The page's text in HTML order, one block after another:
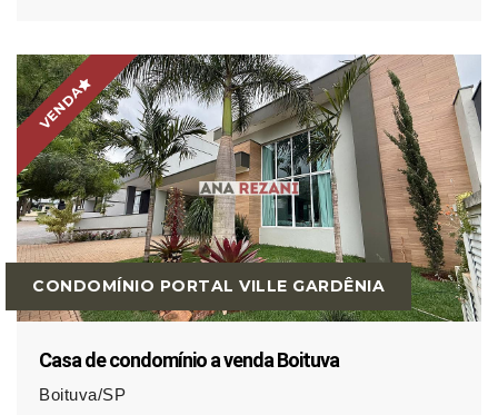
CONDOMÍNIO PORTAL VILLE GARDÊNIA
VENDA
Casa de condomínio a venda Boituva
Boituva/SP